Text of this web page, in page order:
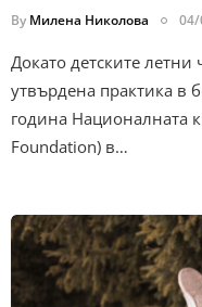
By Милена Николова 04/
Докато детските летни
утвърдена практика в
година Националната
Foundation) в…